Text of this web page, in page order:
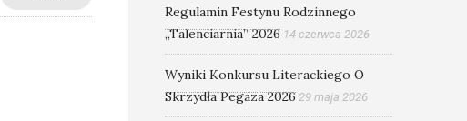
Regulamin Festynu Rodzinnego
„Talenciarnia” 2026 14 czerwca 2026
Wyniki Konkursu Literackiego O
Skrzydła Pegaza 2026 29 maja 2026